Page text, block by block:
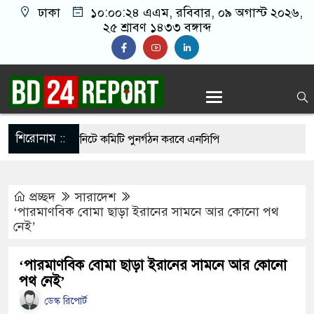
ঢাকা ১০:০০:২৫ এএম, রবিবার, ০৯ অগাস্ট ২০২৬,
২৫ শ্রাবণ ১৪৩৩ বঙ্গাব্দ
শিরোনাম ::
সব ইউনিটে কমিটি পুনর্গঠন করবে এনসিপি
স্থির থাকতে পারে না: রাষ্ট্রপতির প্রার্থীতা
বিএনপি ছাড়া কেউ মনোনয়নপত্র নেননি: ইসি সচিব
গিয়ে দেখলেন দায়িত্ব অবহেলা, সিভিল
প্রচ্ছদ
সারাদেশ
‘পারমাণবিক বোমা ছাড়া ইরানের সামনে আর কোনো পথ
নেই’
‘পারমাণবিক বোমা ছাড়া ইরানের সামনে আর কোনো
পথ নেই’
ডেস্ক রিপোর্ট